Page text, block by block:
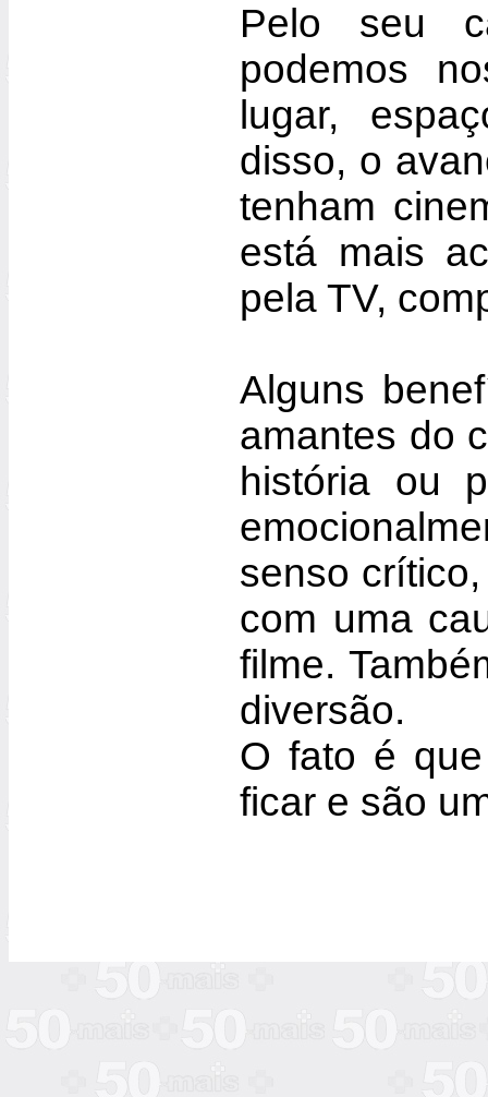
Pelo seu
podemos
lugar,
disso, o
tenham
está mais
pela TV,
Alguns
amantes do
história ou
senso
com uma
filme.
diversão.
O fato é
ficar e são